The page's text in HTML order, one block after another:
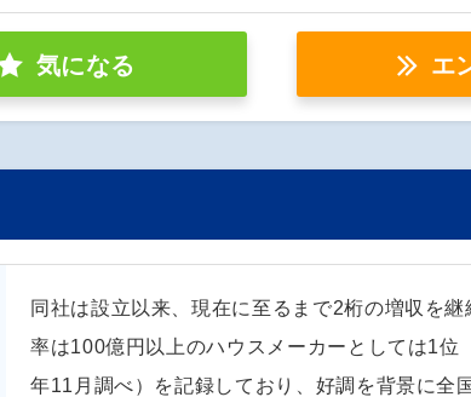
気になる エ
同社は設立以来、現在に至るまで2桁の増収を
率は100億円以上のハウスメーカーとしては1位
年11月調べ）を記録しており、好調を背景に全